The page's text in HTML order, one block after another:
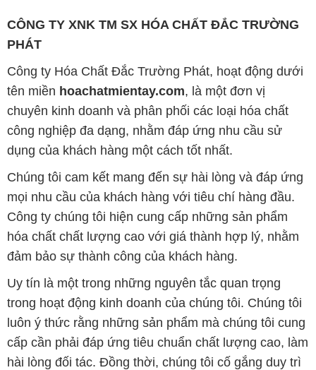
CÔNG TY XNK TM SX HÓA CHẤT ĐẮC TRƯỜNG
PHÁT
Công ty Hóa Chất Đắc Trường Phát, hoạt động dưới
tên miền hoachatmientay.com, là một đơn vị
chuyên kinh doanh và phân phối các loại hóa chất
công nghiệp đa dạng, nhằm đáp ứng nhu cầu sử
dụng của khách hàng một cách tốt nhất.
Chúng tôi cam kết mang đến sự hài lòng và đáp ứng
mọi nhu cầu của khách hàng với tiêu chí hàng đầu.
Công ty chúng tôi hiện cung cấp những sản phẩm
hóa chất chất lượng cao với giá thành hợp lý, nhằm
đảm bảo sự thành công của khách hàng.
Uy tín là một trong những nguyên tắc quan trọng
trong hoạt động kinh doanh của chúng tôi. Chúng tôi
luôn ý thức rằng những sản phẩm mà chúng tôi cung
cấp cần phải đáp ứng tiêu chuẩn chất lượng cao, làm
hài lòng đối tác. Đồng thời, chúng tôi cố gắng duy trì